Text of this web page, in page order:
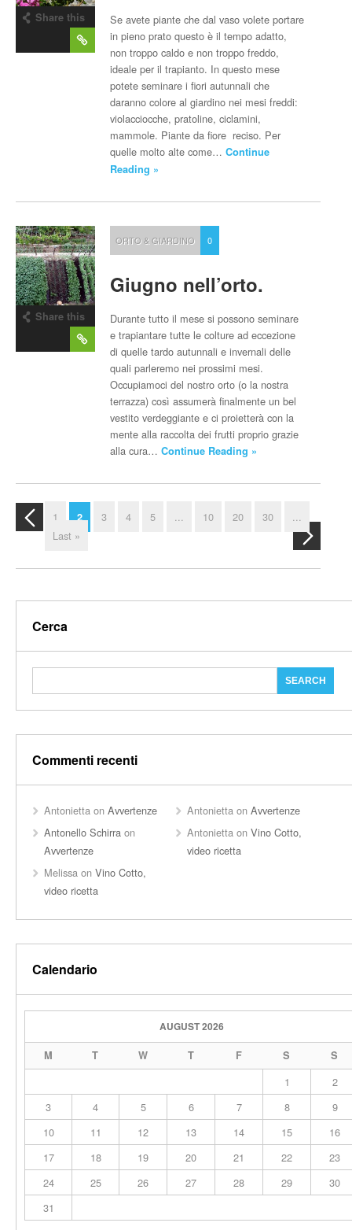
Share this
Se avete piante che dal vaso volete portare
in pieno prato questo è il tempo adatto,
non troppo caldo e non troppo freddo,
ideale per il trapianto. In questo mese
potete seminare i fiori autunnali che
daranno colore al giardino nei mesi freddi:
violacciocche, pratoline, ciclamini,
mammole. Piante da fiore reciso. Per
quelle molto alte come…Continue
Reading »
Share this
ORTO & GIARDINO 0
Giugno nell’orto.
Durante tutto il mese si possono seminare
e trapiantare tutte le colture ad eccezione
di quelle tardo autunnali e invernali delle
quali parleremo nei prossimi mesi.
Occupiamoci del nostro orto (o la nostra
terrazza) così assumerà finalmente un bel
vestito verdeggiante e ci proietterà con la
mente alla raccolta dei frutti proprio grazie
alla cura…Continue Reading »
1 2 3 4 5 ... 10 20 30
...
Last »
Cerca
Commenti recenti
Antonietta on Avvertenze Antonietta onAvvertenze
Antonello Schirra on
Avvertenze
Antonietta onVino Cotto,
video ricetta
Melissa on Vino Cotto,
video ricetta
Calendario
AUGUST 2026
M T W T F S S
1
2
3
4 5 6 7 8
9
10
11 12 13 14 15
16
17
18 19 20 21 22
23
24
25 26 27 28 29
30
31